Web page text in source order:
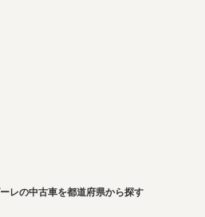
レの中古車を都道府県から探す